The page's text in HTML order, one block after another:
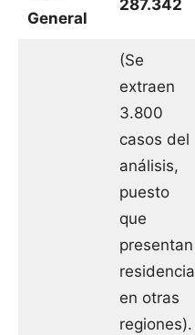
General
287.342
(Se
extraen
3.800
casos del
análisis,
puesto
que
presentan
residencia
en otras
regiones).